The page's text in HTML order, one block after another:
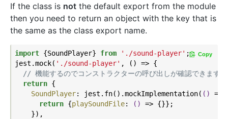
If the class is not the default export from the module
then you need to return an object with the key that is
the same as the class export name.
import {SoundPlayer} from './sound-player' ;
jest.mock( './sound-player' , () => {
// 機能するのでコンストラクターの呼び出しが確認できます:
return {
SoundPlayer: jest.fn().mockImplementation( () =>
return {playSoundFile: () => {}};
    }),
Copy